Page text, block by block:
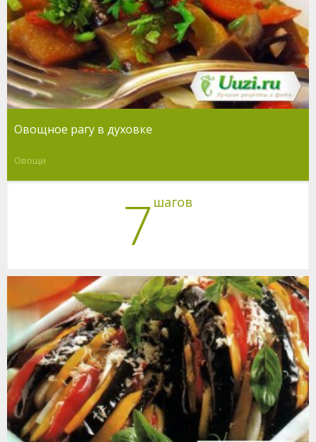
Овощное рагу в духовке
Овощи
7 шагов